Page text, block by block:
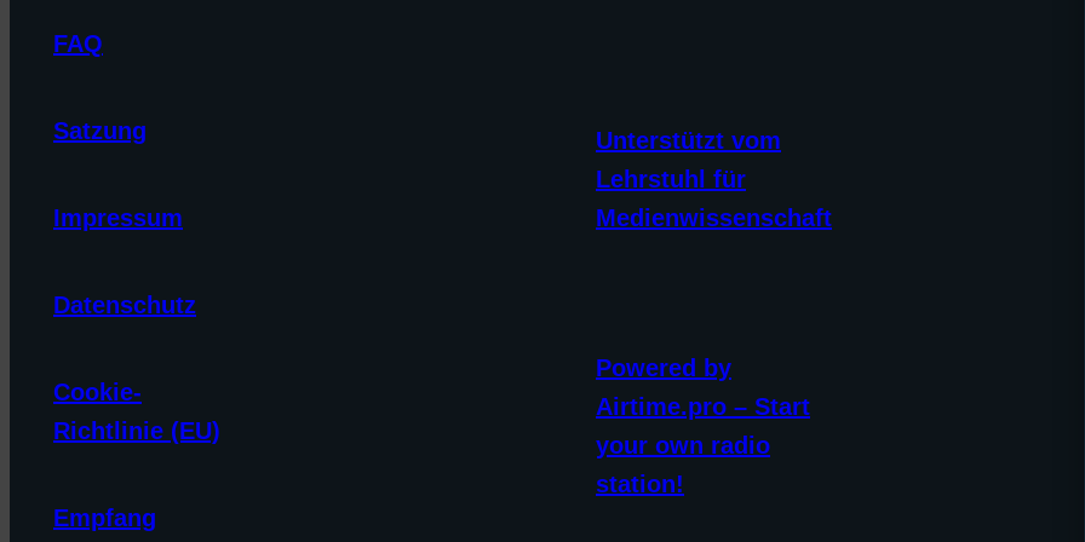
FAQ
Satzung
Impressum
Datenschutz
Cookie-
Richtlinie (EU)
Empfang
Unterstützt vom
Lehrstuhl für
Medienwissenschaft
Powered by
Airtime.pro – Start
your own radio
station!